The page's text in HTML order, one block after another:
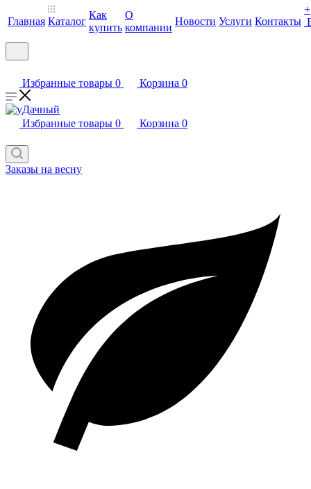
Главная Каталог
Как
купить
О
компании
Новости Услуги Контакты
+
Избранные товары 0 Корзина 0
Избранные товары 0 Корзина 0
Заказы на весну